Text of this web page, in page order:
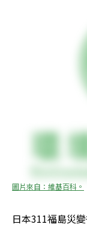
圖片來自：維基百科。
日本311福島災